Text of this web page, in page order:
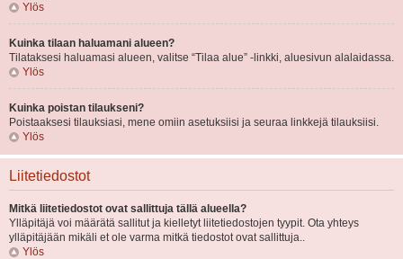
Ylös
Kuinka tilaan haluamani alueen?
Tilataksesi haluamasi alueen, valitse “Tilaa alue” -linkki, aluesivun alalaidassa.
Ylös
Kuinka poistan tilaukseni?
Poistaaksesi tilauksiasi, mene omiin asetuksiisi ja seuraa linkkejä tilauksiisi.
Ylös
Liitetiedostot
Mitkä liitetiedostot ovat sallittuja tällä alueella?
Ylläpitäjä voi määrätä sallitut ja kielletyt liitetiedostojen tyypit. Ota yhteys
ylläpitäjään mikäli et ole varma mitkä tiedostot ovat sallittuja..
Ylös